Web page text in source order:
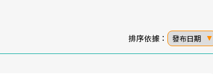
排序依據： 發布日期